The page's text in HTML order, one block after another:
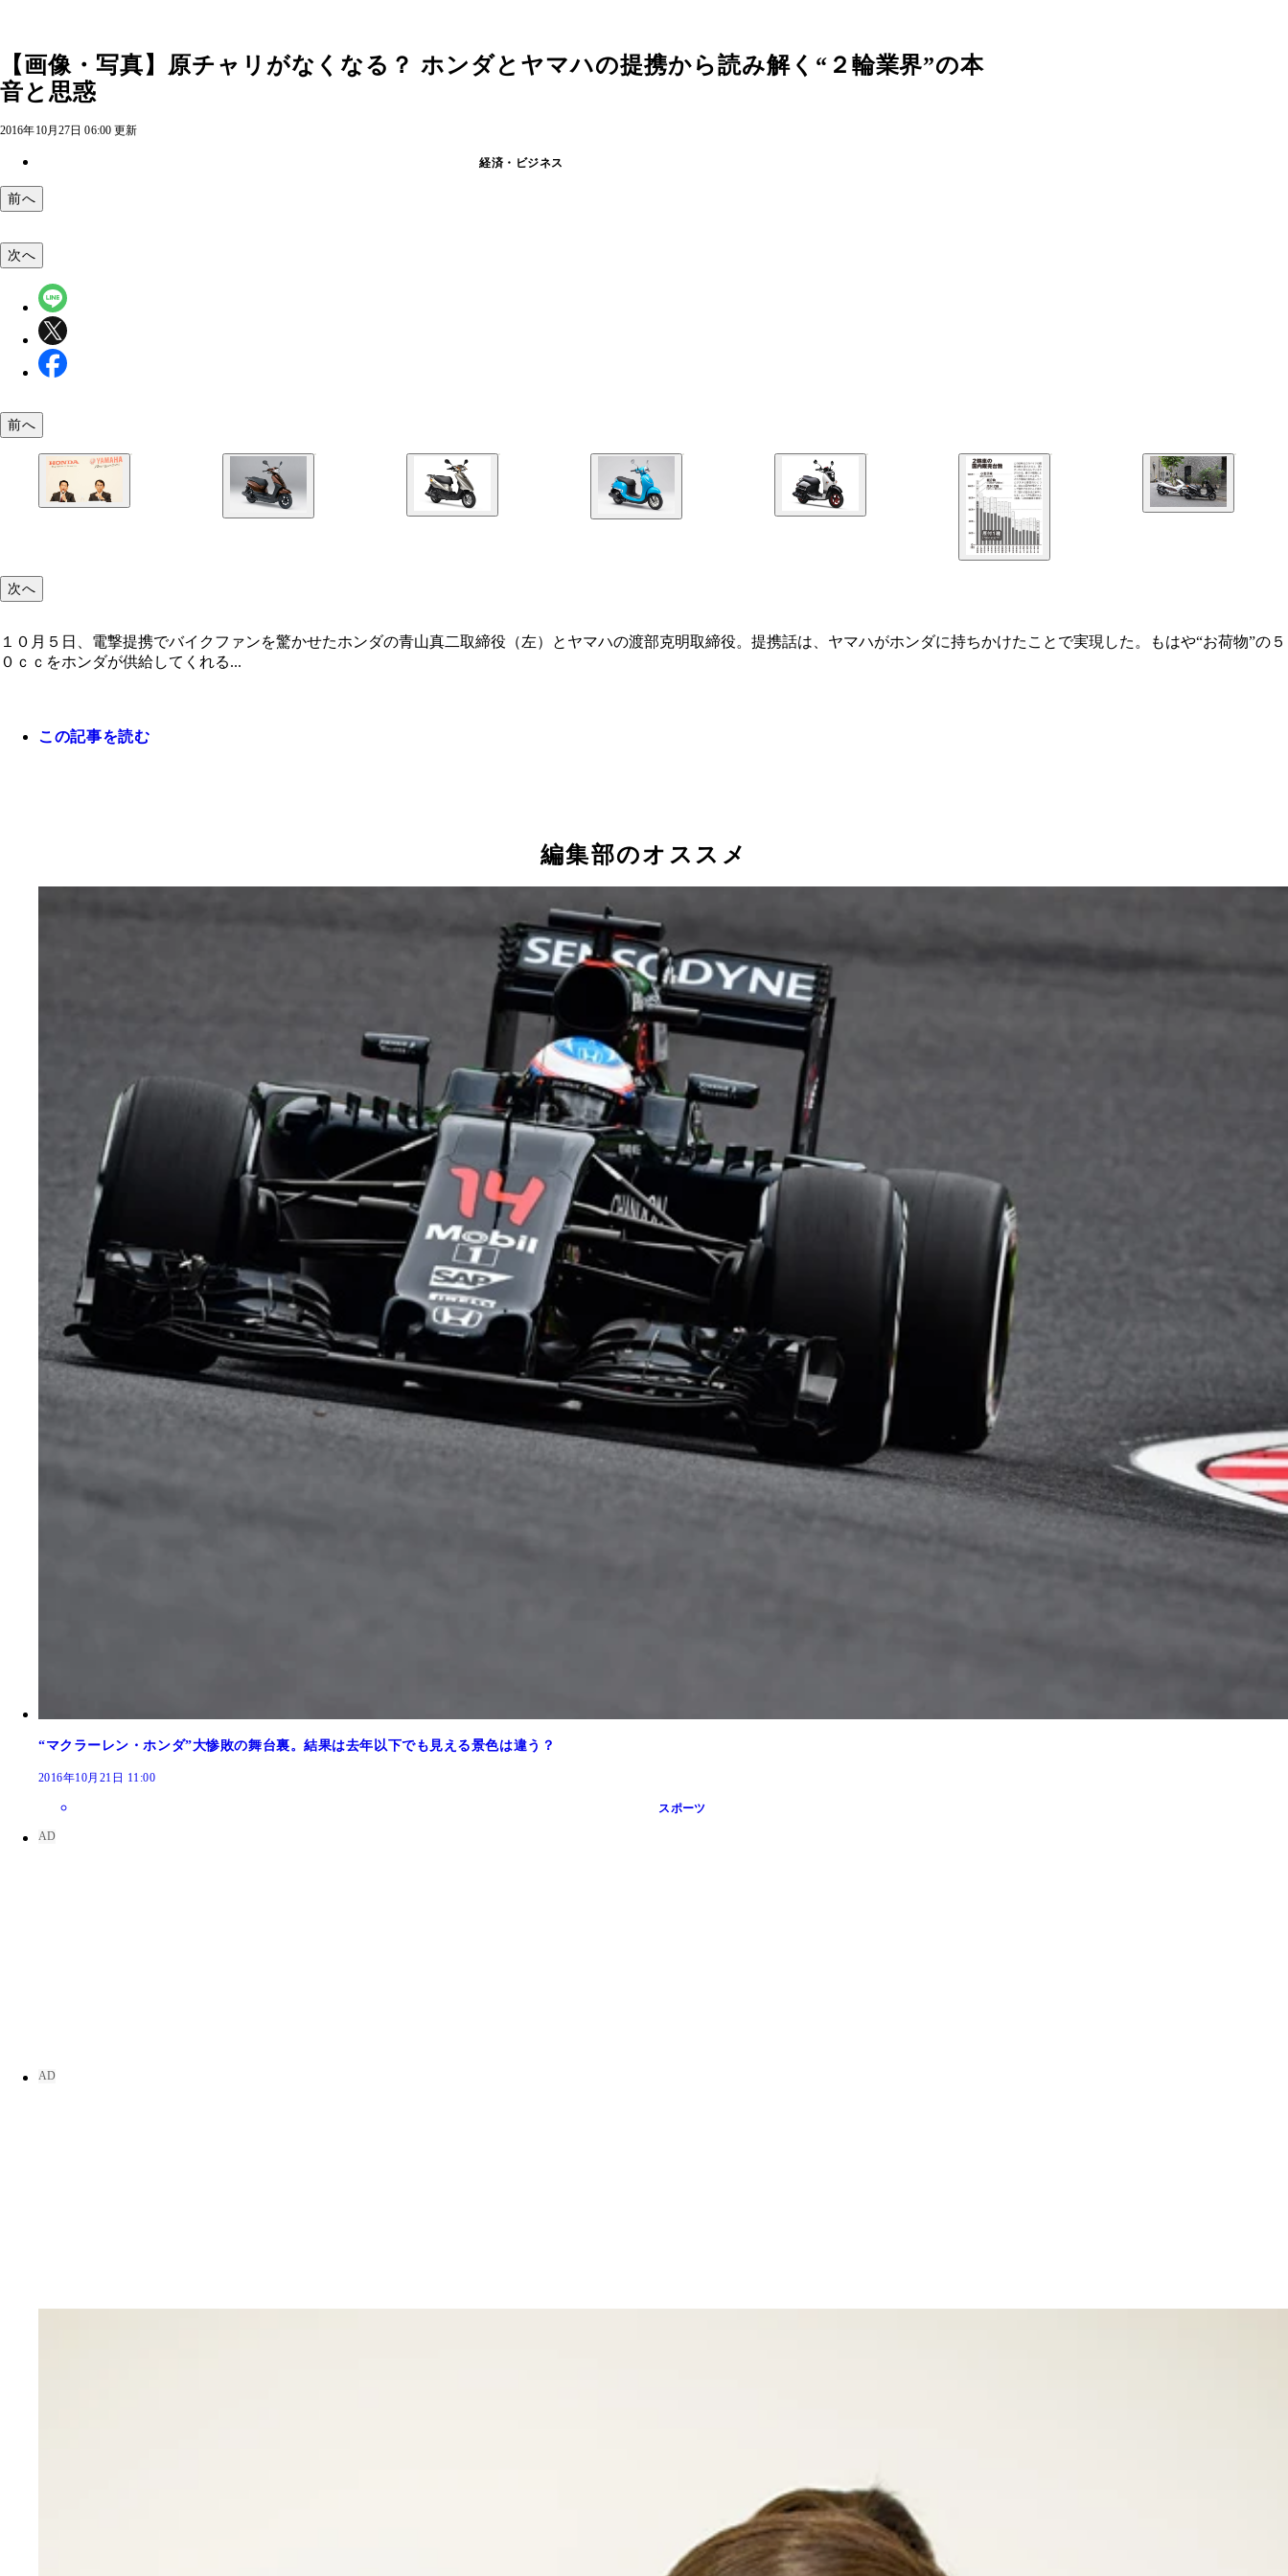
【画像・写真】原チャリがなくなる？ ホンダとヤマハの提携から読み解く“２輪業界”の本
音と思惑
2016年10月27日 06:00 更新
経済・ビジネス
前へ
１０月５日、電撃提携でバイクファンを驚かせたホンダの青山真二取締役（左）とヤマハの渡部克明取締役。提携話は、ヤマハがホンダに持ちかけたことで実現した。もはや“
物”の５０ｃｃをホンダが供給してくれることで、トクをしたのはヤマハでは？の声も
ＨＯＮＤＡ ＴＡＣＴヤマハに供給するのは、タクトとジョルノの２機種。それぞれジョグ、ビーノのブランドで販売する予定。製造はホンダの熊本製作所で行なう
ＹＡＭＡＨＡ ＪＯＧ
ＨＯＮＤＡ Ｇｉｏｒｎｏ
ＹＡＭＡＨＡ Ｖｉｎｏ
ホンダのＰＣＸ１２５（左）とスズキのアドレスＶ５０ で浅草から渋谷まで往復
次へ
前へ
次へ
１０月５日、電撃提携でバイクファンを驚かせたホンダの青山真二取締役（左）とヤマハの渡部克明取締役。提携話は、ヤマハがホンダに持ちかけたことで実現した。もはや“お荷物”の５
０ｃｃをホンダが供給してくれる...
この記事を読む
編集部のオススメ
“マクラーレン・ホンダ”大惨敗の舞台裏。結果は去年以下でも見える景色は違う？
2016年10月21日 11:00
スポーツ